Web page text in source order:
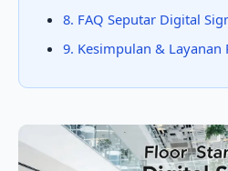
8. FAQ Seputar Digital
9. Kesimpulan & Layanan